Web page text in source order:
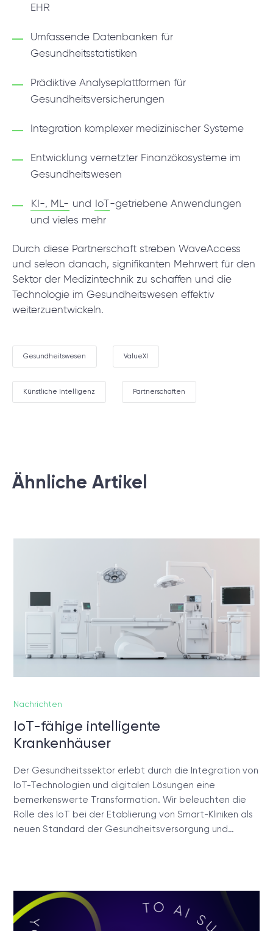
EHR
Umfassende Datenbanken für
Gesundheitsstatistiken
Prädiktive Analyseplattformen für
Gesundheitsversicherungen
Integration komplexer medizinischer Systeme
Entwicklung vernetzter Finanzökosysteme im
Gesundheitswesen
KI-, ML- und IoT
-getriebene Anwendungen
und vieles mehr
Durch diese Partnerschaft streben WaveAccess
und seleon danach, signifikanten Mehrwert für den
Sektor der Medizintechnik zu schaffen und die
Technologie im Gesundheitswesen effektiv
weiterzuentwickeln.
Gesundheitswesen ValueXI
Künstliche Intelligenz Partnerschaften
Ähnliche Artikel
Nachrichten
IoT-fähige intelligente
Krankenhäuser
Der Gesundheitssektor erlebt durch die Integration von
IoT-Technologien und digitalen Lösungen eine
bemerkenswerte Transformation. Wir beleuchten die
Rolle des IoT bei der Etablierung von Smart-Kliniken als
neuen Standard der Gesundheitsversorgung und…